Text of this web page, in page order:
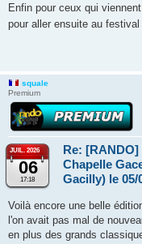
Enfin pour ceux qui
pour aller ensuite au
squale
Premium
JUIL. 2026
06
17:18
Re: [RANDO]
Chapelle
Gacilly) le 05/
Voilà encore une belle
l'on avait pas mal de
en plus des grands